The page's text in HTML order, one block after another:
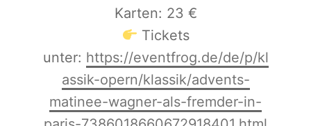
Karten: 23 €
Tickets
unter: https://eventfrog.de/de/p/kl
assik-opern/klassik/advents-
matinee-wagner-als-fremder-in-